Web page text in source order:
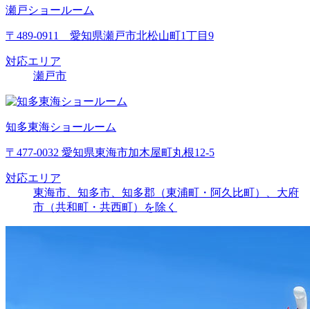
瀬戸ショールーム
〒489-0911 愛知県瀬戸市北松山町1丁目9
対応エリア
瀬戸市
知多東海ショールーム
〒477-0032 愛知県東海市加木屋町丸根12-5
対応エリア
東海市、知多市、知多郡（東浦町・阿久比町）、大府
市（共和町・共西町）を除く